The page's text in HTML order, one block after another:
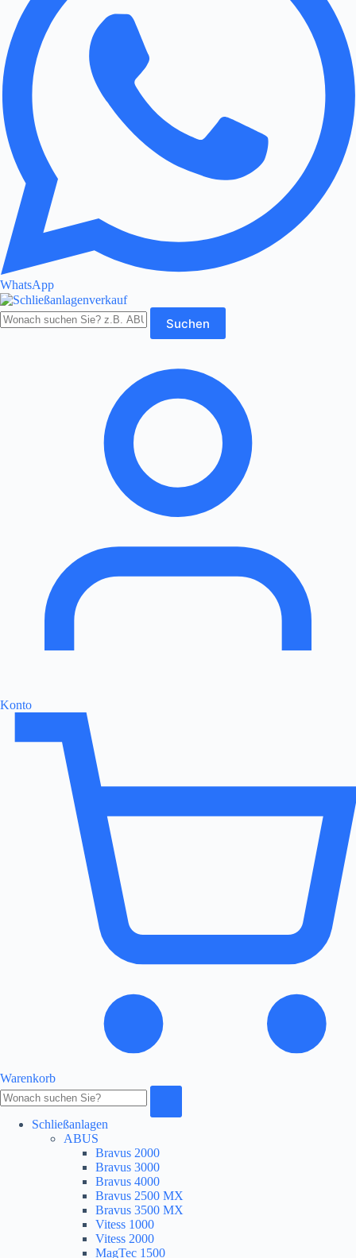
WhatsApp
Produkte
durchsuchen
Suchen
Konto
Warenkorb
Produkte
durchsuchen
Schließanlagen
ABUS
Bravus 2000
Bravus 3000
Bravus 4000
Bravus 2500 MX
Bravus 3500 MX
Vitess 1000
Vitess 2000
MagTec 1500